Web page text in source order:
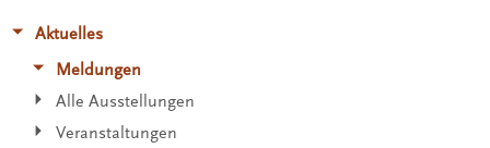
Aktuelles
Meldungen
Alle Ausstellungen
Veranstaltungen